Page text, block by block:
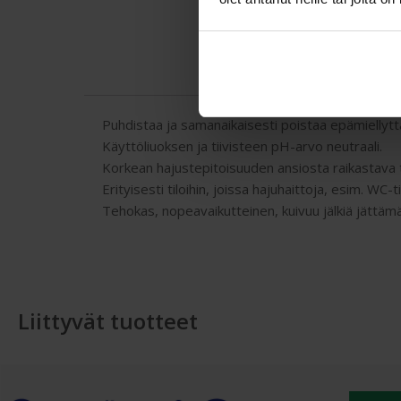
Puhdistaa ja samanaikaisesti poistaa
Käyttöliuoksen ja tiivisteen pH-arvo neutraali.
Korkean hajustepitoisuuden ansiosta raikastava
Erityisesti tiloihin, joissa hajuhaittoja, esim. WC-
Tehokas, nopeavaikutteinen, kuivuu jälkiä
Liittyvät tuotteet